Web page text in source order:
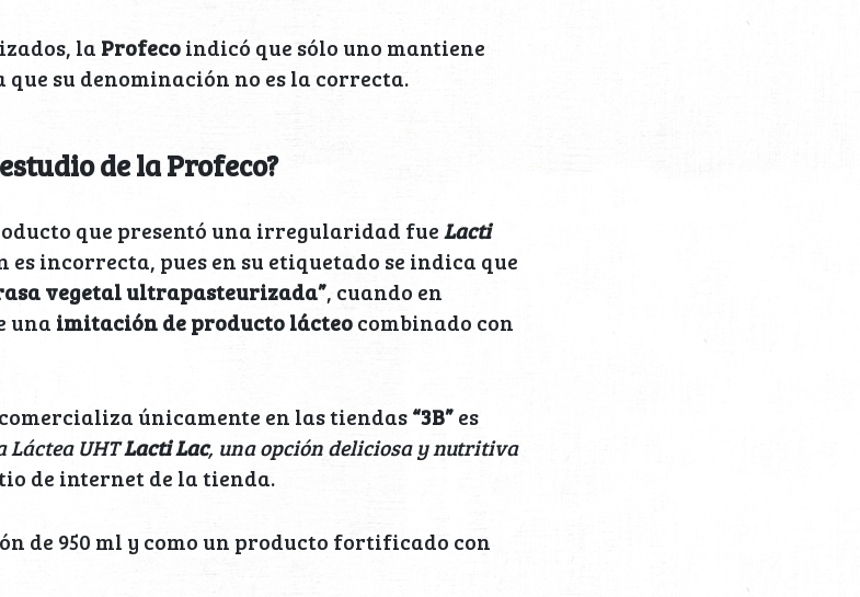
la Profecoindicó que sólo uno mantiene
su denominación no es la correcta.
de la Profeco?
que presentó una irregularidad fueLacti
es incorrecta, pues en su etiquetado se indica que
vegetal ultrapasteurizada”, cuando en
una imitación de producto lácteocombinado con
comercializa únicamente en las tiendas“3B”es
Láctea UHTLacti Lac, una opción deliciosa y nutritiva
de internet de la tienda.
de 950 ml y como un producto fortificado con